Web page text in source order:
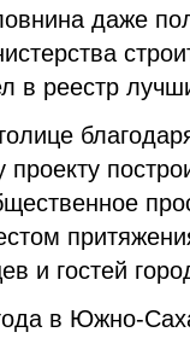
даже
в реестр
и гостей
в Южно-